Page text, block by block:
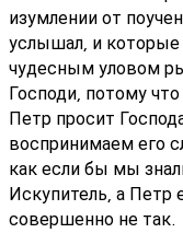
изумлении от
услышал, и
чудесным уловом
Господи, потому
Петр просит
воспринимаем его
как если бы мы
Искупитель, а Петр
совершенно не так.